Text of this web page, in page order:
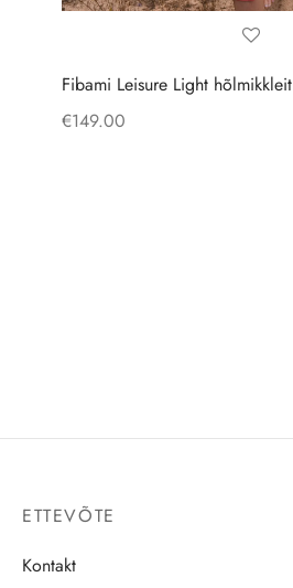
Fibami Leisure Light hõlmikkleit
€149.00
ETTEVÕTE
Kontakt